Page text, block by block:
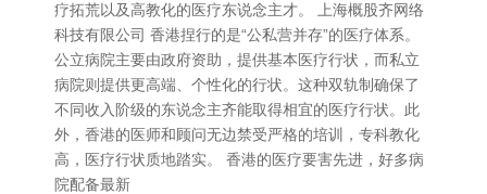
疗拓荒以及高教化的医疗东说念主才。 上海概股齐网络
科技有限公司 香港捏行的是“公私营并存”的医疗体系。
公立病院主要由政府资助，提供基本医疗行状，而私立
病院则提供更高端、个性化的行状。这种双轨制确保了
不同收入阶级的东说念主齐能取得相宜的医疗行状。此
外，香港的医师和顾问无边禁受严格的培训，专科教化
高，医疗行状质地踏实。 香港的医疗要害先进，好多病
院配备最新